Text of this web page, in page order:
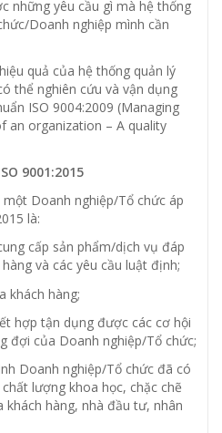
những yêu cầu gì mà hệ thống
Doanh nghiệp mình cần
quả của hệ thống quản lý
thể nghiên cứu và vận dụng
ISO 9004:2009 (Managing
an organization – A quality
9001:2015
Doanh nghiệp/Tổ chức áp
là:
cấp sản phẩm/dịch vụ đáp
và các yêu cầu luật định;
khách hàng;
hợp tận dụng được các cơ hội
đợi của Doanh nghiệp/Tổ chức;
Doanh nghiệp/Tổ chức đã có
lượng khoa học, chặc chẽ
hàng, nhà đầu tư, nhân